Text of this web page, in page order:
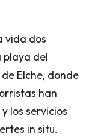
vida dos
playa del
Elche, donde
han
los servicios
in situ.